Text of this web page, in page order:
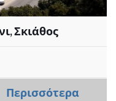
Σκιάθος
Περισσότερα